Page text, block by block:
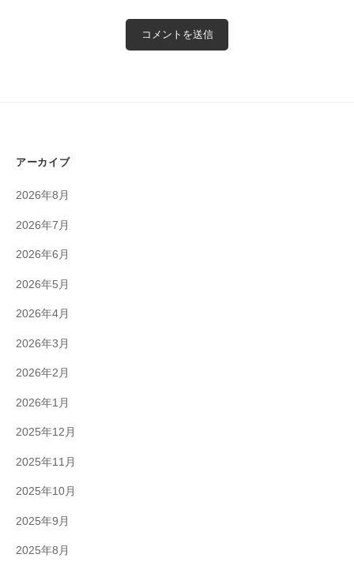
アーカイブ
2026年8月
2026年7月
2026年6月
2026年5月
2026年4月
2026年3月
2026年2月
2026年1月
2025年12月
2025年11月
2025年10月
2025年9月
2025年8月